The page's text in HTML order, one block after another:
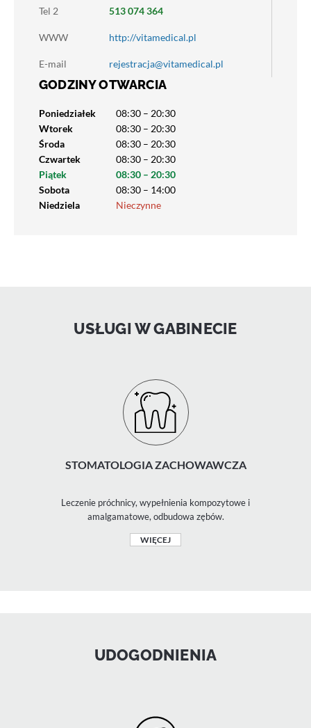
Tel 2 513 074 364
WWW http://vitamedical.pl
E-mail rejestracja@vitamedical.pl
GODZINY OTWARCIA
Poniedziałek
08:30 – 20:30
Wtorek
08:30 – 20:30
Środa
08:30 – 20:30
Czwartek
08:30 – 20:30
Piątek
08:30 – 20:30
Sobota
08:30 – 14:00
Niedziela
Nieczynne
USŁUGI W GABINECIE
STOMATOLOGIA ZACHOWAWCZA
Leczenie próchnicy, wypełnienia kompozytowe i
amalgamatowe, odbudowa zębów.
WIĘCEJ
UDOGODNIENIA